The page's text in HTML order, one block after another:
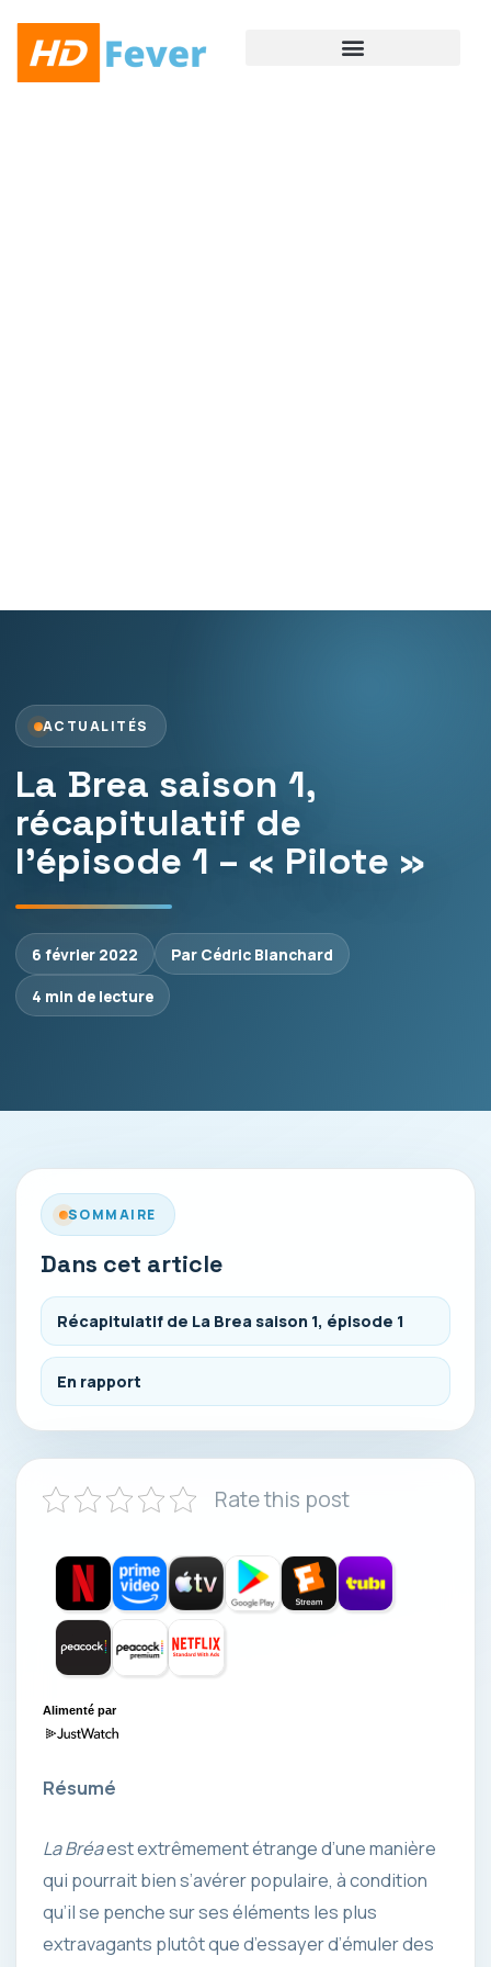
ACTUALITÉS
La Brea saison 1,
récapitulatif de
l’épisode 1 – « Pilote »
6 février 2022
Par Cédric Blanchard
4 min de lecture
SOMMAIRE
Dans cet article
Récapitulatif de La Brea saison 1, épisode 1
En rapport
Rate this post
Alimenté par
Résumé
La Bréaest extrêmement étrange d’une manière
qui pourrait bien s’avérer populaire, à condition
qu’il se penche sur ses éléments les plus
extravagants plutôt que d’essayer d’émuler des